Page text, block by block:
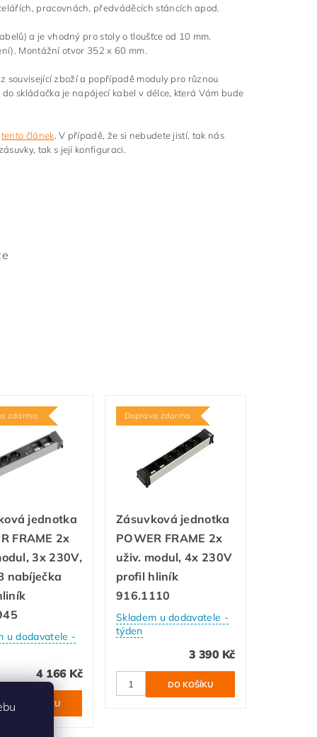
pracovnách, předváděcích stáncích apod.
a je vhodný pro stoly o tloušťce od 10 mm.
Montážní otvor 352 x 60 mm.
související zboží a popřípadě moduly pro různou
skládačka je napájecí kabel v délce, která Vám bude
tento článek . V případě, že si nebudete jistí, tak nás
tak s její konfiguraci.
zdarma
jednotka
FRAME 2x
3x 230V,
nabíječka
u dodavatele -
4 166 Kč
Doprava zdarma
Zásuvková jednotka
POWER FRAME 2x
uživ. modul, 4x 230V
profil hliník
916.1110
Skladem u dodavatele -
týden
3 390 Kč